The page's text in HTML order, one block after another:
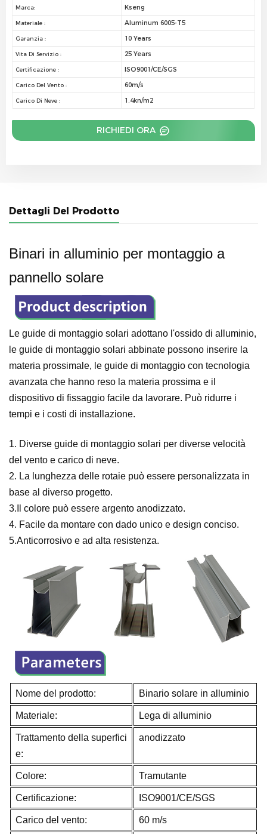
Marca: Kseng
Materiale : Aluminum 6005-T5
Garanzia : 10 Years
Vita Di Servizio : 25 Years
Certificazione : ISO9001/CE/SGS
Carico Del Vento : 60m/s
Carico Di Neve : 1.4kn/m2
RICHIEDI ORA
Dettagli Del Prodotto
Binari in alluminio per montaggio a
pannello solare
Le guide di montaggio solari adottano l'ossido di alluminio,
le guide di montaggio solari abbinate possono inserire la
materia prossimale, le guide di montaggio con tecnologia
avanzata che hanno reso la materia prossima e il
dispositivo di fissaggio facile da lavorare. Può ridurre i
tempi e i costi di installazione.
1. Diverse guide di montaggio solari per diverse velocità
del vento e carico di neve.
2. La lunghezza delle rotaie può essere personalizzata in
base al diverso progetto.
3.Il colore può essere argento anodizzato.
4. Facile da montare con dado unico e design conciso.
5.Anticorrosivo e ad alta resistenza.
Nome del prodotto: Binario solare in alluminio
Materiale: Lega di alluminio
Trattamento della superfici
e:
anodizzato
Colore: Tramutante
Certificazione: ISO9001/CE/SGS
Carico del vento: 60 m/s